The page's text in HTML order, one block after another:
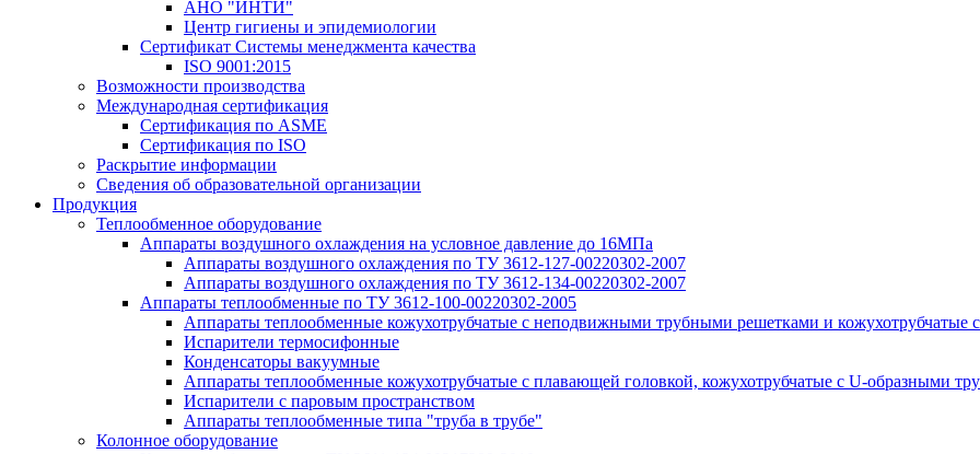
АНО "ИНТИ"
Центр гигиены и эпидемиологии
Сертификат Системы менеджмента качества
ISO 9001:2015
Возможности производства
Международная сертификация
Сертификация по ASME
Сертификация по ISO
Раскрытие информации
Сведения об образовательной организации
Продукция
Теплообменное оборудование
Аппараты воздушного охлаждения на условное давление до 16МПа
Аппараты воздушного охлаждения по ТУ 3612-127-00220302-2007
Аппараты воздушного охлаждения по ТУ 3612-134-00220302-2007
Аппараты теплообменные по ТУ 3612-100-00220302-2005
Аппараты теплообменные кожухотрубчатые с неподвижными трубными решетками и кожухотрубчатые
Испарители термосифонные
Конденсаторы вакуумные
Аппараты теплообменные кожухотрубчатые с плавающей головкой, кожухотрубчатые с U-образными
Испарители с паровым пространством
Аппараты теплообменные типа "труба в трубе"
Колонное оборудование